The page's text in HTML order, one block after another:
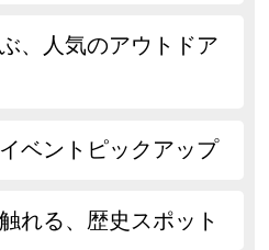
、人気のアウトドア
ベントピックアップ
れる、歴史スポット